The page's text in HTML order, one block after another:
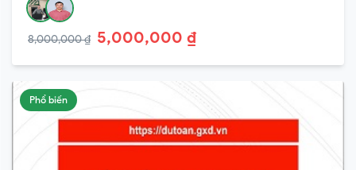
8,000,000 ₫ 5,000,000 ₫
Phổ biến